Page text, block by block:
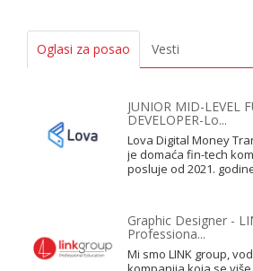
Oglasi za posao Vesti
JUNIOR MID-LEVEL
DEVELOPER-Lo...
Lova Digital Money
je domaća fin-tech
posluje od 2021.
Graphic Designer -
Professiona...
Mi smo LINK group,